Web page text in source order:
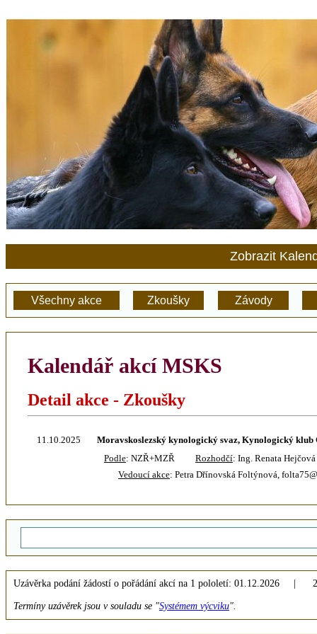
Kalendář akcí MSKS
Detail akce - Zkoušky
11.10.2025
Moravskoslezský kynologický svaz, Kynologický klub
Podle: NZŘ+MZŘ Rozhodčí: Ing. Renata Hejčová
Vedoucí akce: Petra Dřínovská Foltýnová,
Uzávěrka podání žádostí o pořádání akcí na 1 pololetí: 01.12.2026 |
Termíny uzávěrek jsou v souladu se "Systémem výcviku".